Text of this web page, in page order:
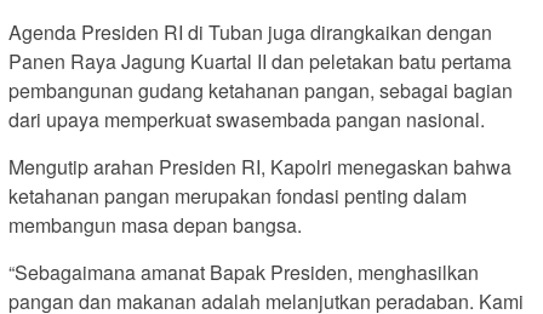
Agenda Presiden RI di Tuban juga dirangkaikan dengan
Panen Raya Jagung Kuartal II dan peletakan batu pertama
pembangunan gudang ketahanan pangan, sebagai bagian
dari upaya memperkuat swasembada pangan nasional.
Mengutip arahan Presiden RI, Kapolri menegaskan bahwa
ketahanan pangan merupakan fondasi penting dalam
membangun masa depan bangsa.
“Sebagaimana amanat Bapak Presiden, menghasilkan
pangan dan makanan adalah melanjutkan peradaban. Kami